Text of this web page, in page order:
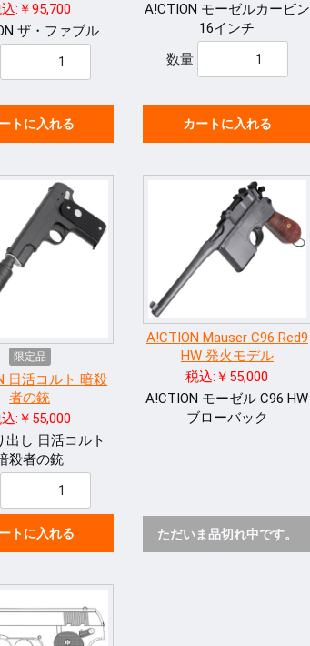
:￥95,700
ザ・ファブル
トに入れる
A!CTION モーゼルカービン
16インチ
数量
カートに入れる
限定品
日活コルト 暗殺
者の銃
:￥55,000
出し 日活コルト
殺者の銃
トに入れる
A!CTION Mauser C96 Red9
HW 発火モデル
税込:￥55,000
A!CTION モーゼル C96 HW
ブローバック
ただいま品切れ中です。